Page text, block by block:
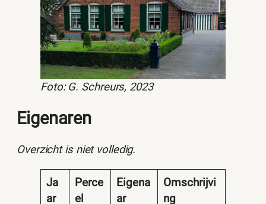
Foto: G. Schreurs, 2023
Eigenaren
Overzicht is niet volledig.
Ja
ar
Perce
el
Eigena
ar
Omschrijvi
ng